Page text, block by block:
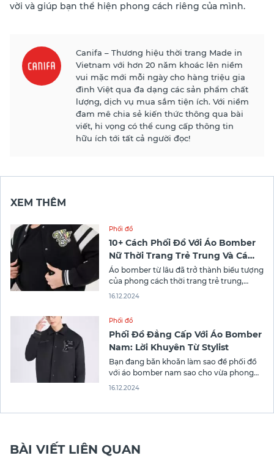
vời và giúp bạn thể hiện phong cách riêng của mình.
Canifa – Thương hiệu thời trang Made in
Vietnam với hơn 20 năm khoác lên niềm
vui mặc mới mỗi ngày cho hàng triệu gia
đình Việt qua đa dạng các sản phẩm chất
lượng, dịch vụ mua sắm tiện ích. Với niềm
đam mê chia sẻ kiến thức thông qua bài
viết, hi vọng có thể cung cấp thông tin
hữu ích tới tất cả người đọc!
XEM THÊM
Phối đồ
10+ Cách Phối Đồ Với Áo Bomber
Nữ Thời Trang Trẻ Trung Và Cá
Tính
Áo bomber từ lâu đã trở thành biểu tượng
của phong cách thời trang trẻ trung,
năng động. Không chỉ dừng lại ở sự thoải
và cách phối đồ khác nhau. Đặc biệt,
thương
16.12.2024
Phối đồ
Phối Đồ Đẳng Cấp Với Áo Bomber
Nam: Lời Khuyên Từ Stylist
Bạn đang băn khoăn làm sao để phối đồ
với áo bomber nam sao cho vừa phong
cách vừa đẳng cấp? Với sự đa dạng về
16.12.2024
BÀI VIẾT LIÊN QUAN